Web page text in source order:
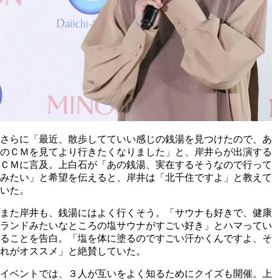
さらに「最近、散歩してていい感じの銭湯を見つけたので、あ
のＣＭを見てより行きたくなりました」と、岸井らが出演する
ＣＭに言及。上白石が「あの銭湯、実在するそうなので行って
みたい」と希望を伝えると、岸井は「北千住ですよ」と教えて
いた。
また岸井も、銭湯にはよく行くそう。「サウナも好きで、健康
ランドみたいなところの塩サウナがすごい好き」とハマってい
ることを告白。「塩を体に塗るのですごい汗かくんですよ、そ
れがオススメ」と絶賛していた。
イベントでは、３人が互いをよく知るためにクイズも開催。上